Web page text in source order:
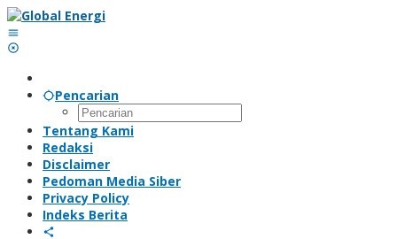
Lewati
ke
konten
Pencarian
Tentang Kami
Redaksi
Disclaimer
Pedoman Media Siber
Privacy Policy
Indeks Berita